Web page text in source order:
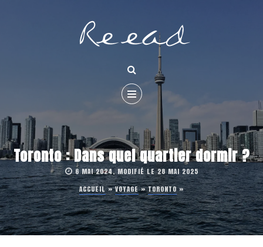
Toronto : Dans quel quartier dormir ?
6 MAI 2024, MODIFIÉ LE 28 MAI 2025
ACCUEIL»VOYAGE»TORONTO»